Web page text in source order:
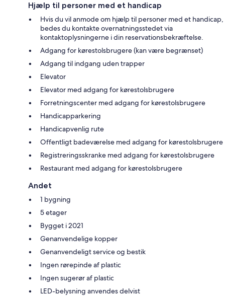
Hjælp til personer med et handicap
Hvis du vil anmode om hjælp til personer med et handicap,
bedes du kontakte overnatningsstedet via
kontaktoplysningerne i din reservationsbekræftelse.
Adgang for kørestolsbrugere (kan være begrænset)
Adgang til indgang uden trapper
Elevator
Elevator med adgang for kørestolsbrugere
Forretningscenter med adgang for kørestolsbrugere
Handicapparkering
Handicapvenlig rute
Offentligt badeværelse med adgang for kørestolsbrugere
Registreringsskranke med adgang for kørestolsbrugere
Restaurant med adgang for kørestolsbrugere
Andet
1 bygning
5 etager
Bygget i 2021
Genanvendelige kopper
Genanvendeligt service og bestik
Ingen rørepinde af plastic
Ingen sugerør af plastic
LED-belysning anvendes delvist